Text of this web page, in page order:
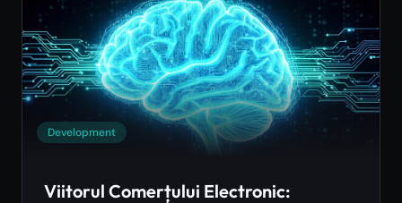
Development
Viitorul Comerțului Electronic: